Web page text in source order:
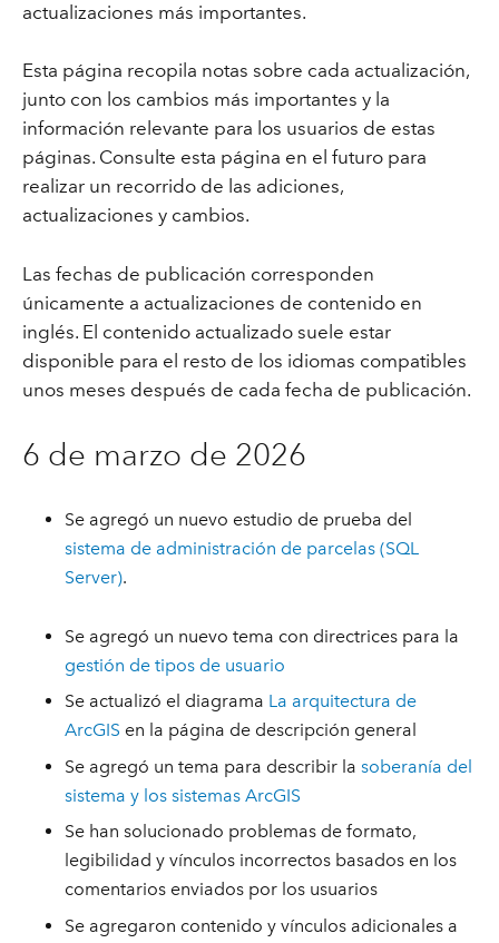
actualizaciones más importantes.
Esta página recopila notas sobre cada actualización,
junto con los cambios más importantes y la
información relevante para los usuarios de estas
páginas. Consulte esta página en el futuro para
realizar un recorrido de las adiciones,
actualizaciones y cambios.
Las fechas de publicación corresponden
únicamente a actualizaciones de contenido en
inglés. El contenido actualizado suele estar
disponible para el resto de los idiomas compatibles
unos meses después de cada fecha de publicación.
6 de marzo de 2026
Se agregó un nuevo estudio de prueba del
sistema de administración de parcelas (SQL
Server).
Se agregó un nuevo tema con directrices para la
gestión de tipos de usuario
Se actualizó el diagrama La arquitectura de
ArcGIS en la página de descripción general
Se agregó un tema para describir lasoberanía del
sistema y los sistemas ArcGIS
Se han solucionado problemas de formato,
legibilidad y vínculos incorrectos basados en los
comentarios enviados por los usuarios
Se agregaron contenido y vínculos adicionales a